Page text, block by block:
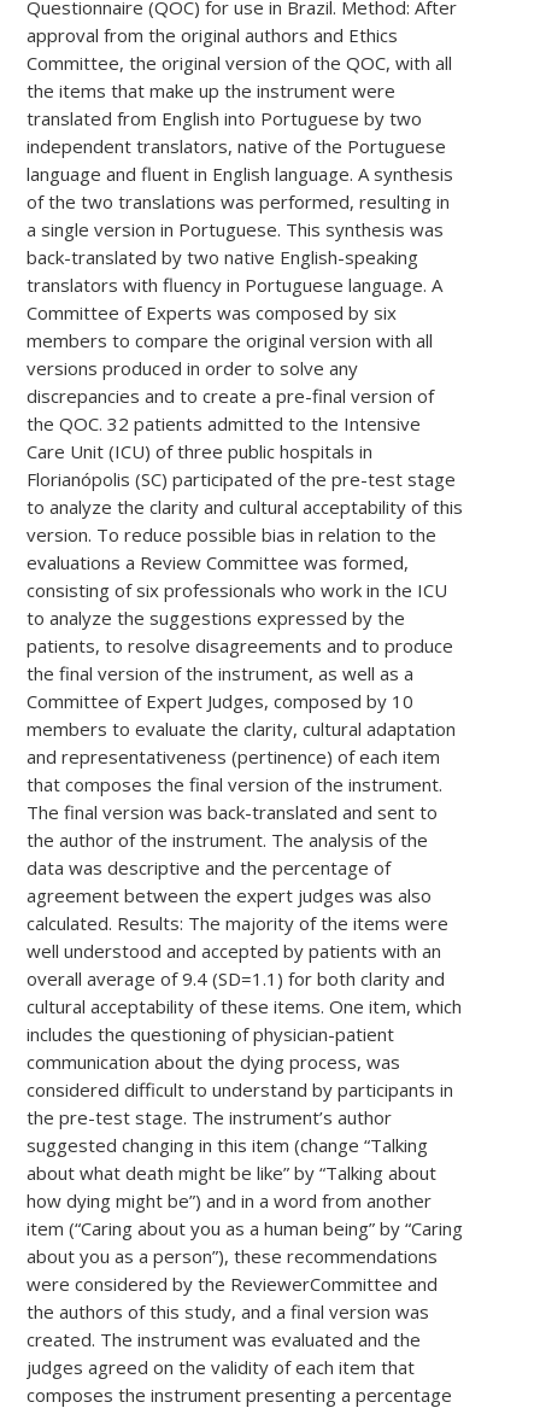
Questionnaire (QOC) for use in Brazil. Method: After
approval from the original authors and Ethics
Committee, the original version of the QOC, with all
the items that make up the instrument were
translated from English into Portuguese by two
independent translators, native of the Portuguese
language and fluent in English language. A synthesis
of the two translations was performed, resulting in
a single version in Portuguese. This synthesis was
back-translated by two native English-speaking
translators with fluency in Portuguese language. A
Committee of Experts was composed by six
members to compare the original version with all
versions produced in order to solve any
discrepancies and to create a pre-final version of
the QOC. 32 patients admitted to the Intensive
Care Unit (ICU) of three public hospitals in
Florianópolis (SC) participated of the pre-test stage
to analyze the clarity and cultural acceptability of this
version. To reduce possible bias in relation to the
evaluations a Review Committee was formed,
consisting of six professionals who work in the ICU
to analyze the suggestions expressed by the
patients, to resolve disagreements and to produce
the final version of the instrument, as well as a
Committee of Expert Judges, composed by 10
members to evaluate the clarity, cultural adaptation
and representativeness (pertinence) of each item
that composes the final version of the instrument.
The final version was back-translated and sent to
the author of the instrument. The analysis of the
data was descriptive and the percentage of
agreement between the expert judges was also
calculated. Results: The majority of the items were
well understood and accepted by patients with an
overall average of 9.4 (SD=1.1) for both clarity and
cultural acceptability of these items. One item, which
includes the questioning of physician-patient
communication about the dying process, was
considered difficult to understand by participants in
the pre-test stage. The instrument’s author
suggested changing in this item (change “Talking
about what death might be like” by “Talking about
how dying might be”) and in a word from another
item (“Caring about you as a human being” by “Caring
about you as a person”), these recommendations
were considered by the ReviewerCommittee and
the authors of this study, and a final version was
created. The instrument was evaluated and the
judges agreed on the validity of each item that
composes the instrument presenting a percentage